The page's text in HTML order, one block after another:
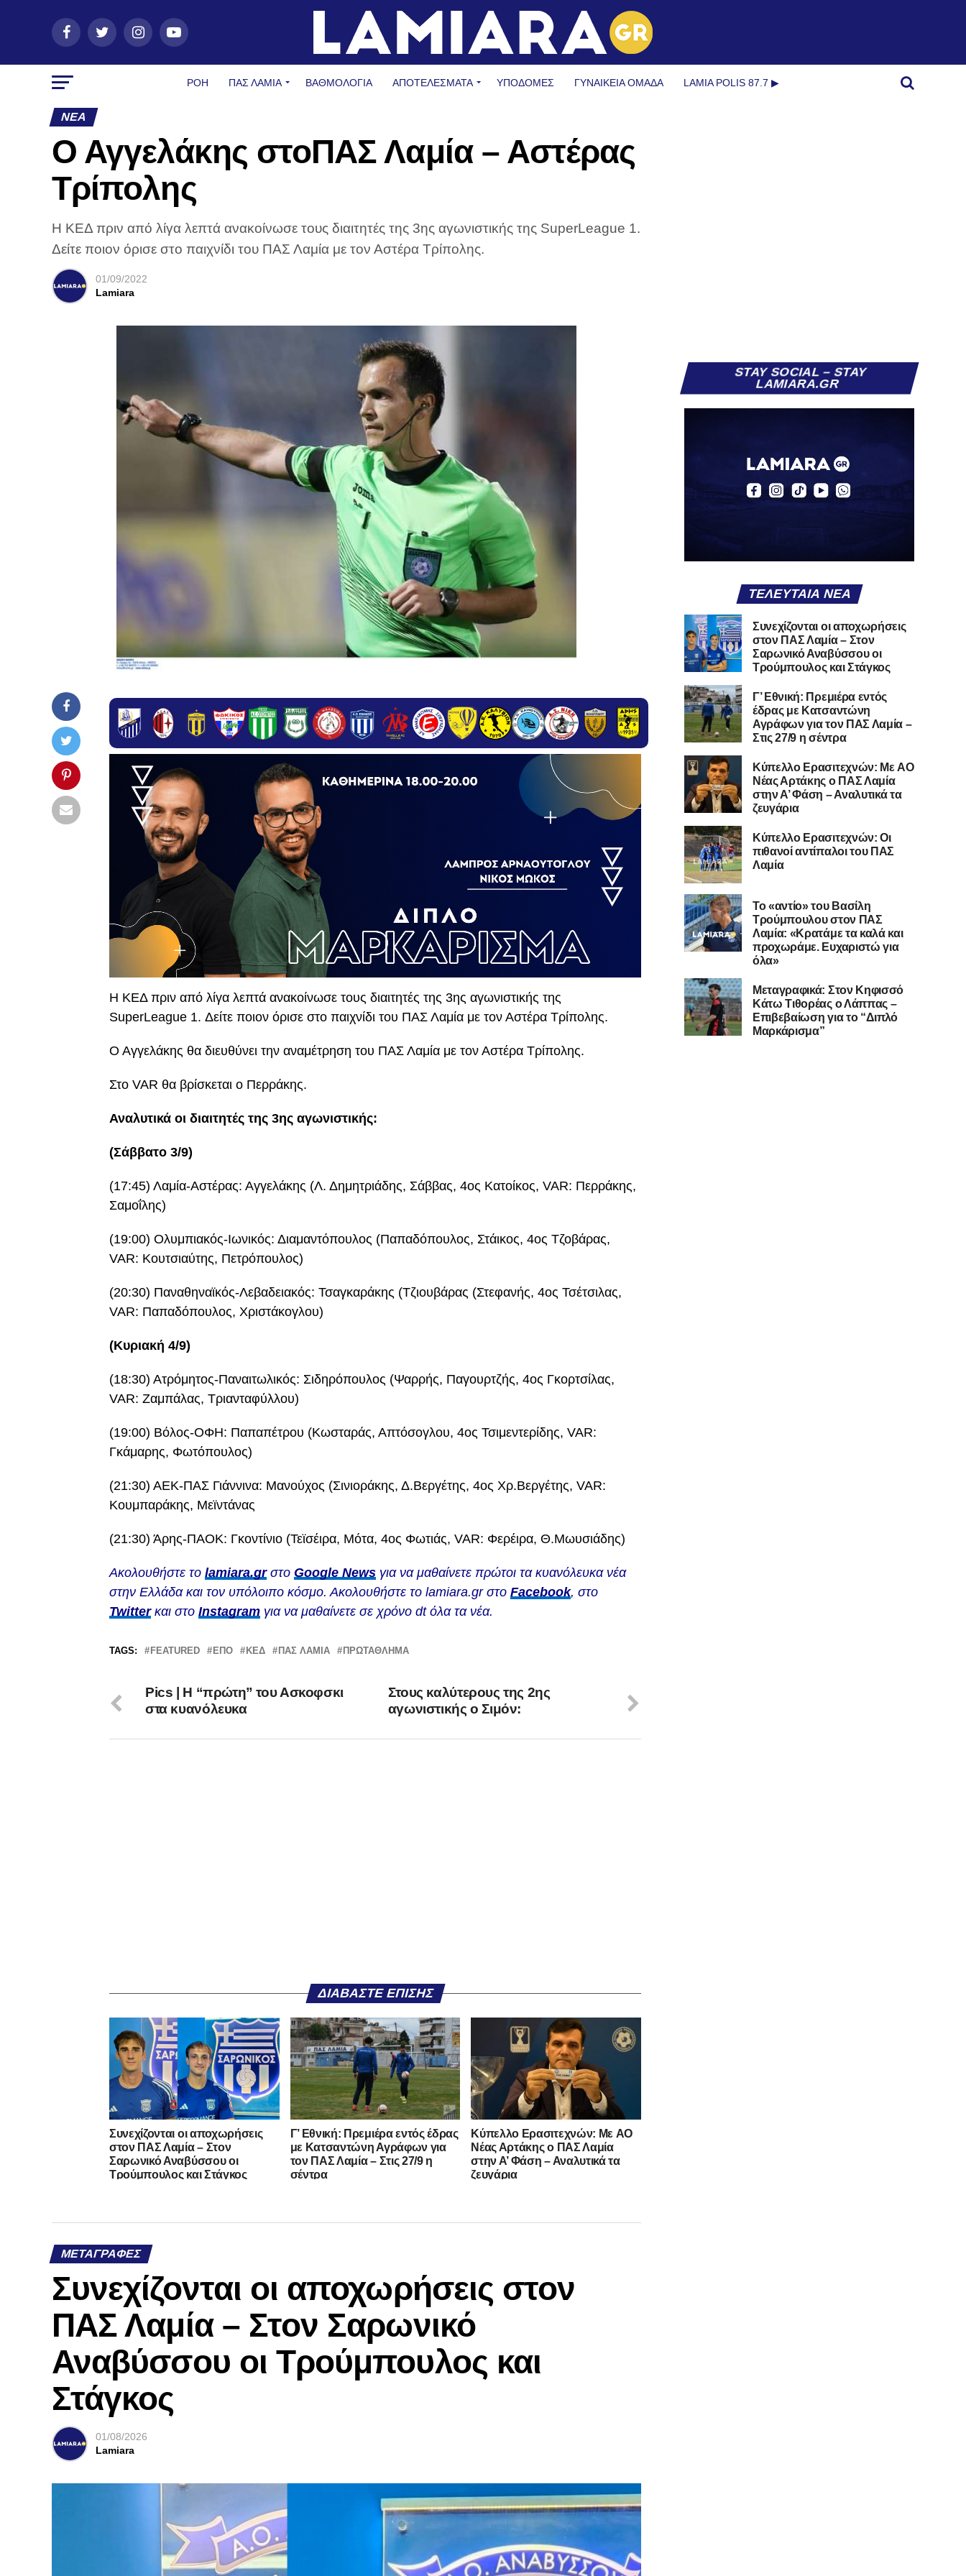
ΡΟΗ ΠΑΣ ΛΑΜΊΑ ΒΑΘΜΟΛΟΓΙΑ ΑΠΟΤΕΛΕΣΜΑΤΑ ΥΠΟΔΟΜΈΣ ΓΥΝΑΙΚΕΊΑ ΟΜΆΔΑ LAMIA POLIS 87.7 ▶︎
ΝΈΑ
Ο Αγγελάκης στοΠΑΣ Λαμία – Αστέρας
Τρίπολης
Η ΚΕΔ πριν από λίγα λεπτά ανακοίνωσε τους διαιτητές της 3ης αγωνιστικής της SuperLeague 1.
Δείτε ποιον όρισε στο παιχνίδι του ΠΑΣ Λαμία με τον Αστέρα Τρίπολης.
01/09/2022
Lamiara
Η ΚΕΔ πριν από λίγα λεπτά ανακοίνωσε τους διαιτητές της 3ης αγωνιστικής της
SuperLeague 1. Δείτε ποιον όρισε στο παιχνίδι του ΠΑΣ Λαμία με τον Αστέρα Τρίπολης.
Ο Αγγελάκης θα διευθύνει την αναμέτρηση του ΠΑΣ Λαμία με τον Αστέρα Τρίπολης.
Στο VAR θα βρίσκεται ο Περράκης.
Αναλυτικά οι διαιτητές της 3ης αγωνιστικής:
(Σάββατο 3/9)
(17:45) Λαμία-Αστέρας: Αγγελάκης (Λ. Δημητριάδης, Σάββας, 4ος Κατοίκος, VAR: Περράκης,
Σαμοΐλης)
(19:00) Ολυμπιακός-Ιωνικός: Διαμαντόπουλος (Παπαδόπουλος, Στάικος, 4ος Τζοβάρας,
VAR: Κουτσιαύτης, Πετρόπουλος)
(20:30) Παναθηναϊκός-Λεβαδειακός: Τσαγκαράκης (Τζιουβάρας (Στεφανής, 4ος Τσέτσιλας,
VAR: Παπαδόπουλος, Χριστάκογλου)
(Κυριακή 4/9)
(18:30) Ατρόμητος-Παναιτωλικός: Σιδηρόπουλος (Ψαρρής, Παγουρτζής, 4ος Γκορτσίλας,
VAR: Ζαμπάλας, Τριανταφύλλου)
(19:00) Βόλος-ΟΦΗ: Παπαπέτρου (Κωσταράς, Απτόσογλου, 4ος Τσιμεντερίδης, VAR:
Γκάμαρης, Φωτόπουλος)
(21:30) ΑΕΚ-ΠΑΣ Γιάννινα: Μανούχος (Σινιοράκης, Δ.Βεργέτης, 4ος Χρ.Βεργέτης, VAR:
Κουμπαράκης, Μεϊντάνας
(21:30) Άρης-ΠΑΟΚ: Γκοντίνιο (Τεϊσέιρα, Μότα, 4ος Φωτιάς, VAR: Φερέιρα, Θ.Μωυσιάδης)
Ακολουθήστε το lamiara.grστο Google News για να μαθαίνετε πρώτοι τα κυανόλευκα νέα
στην Ελλάδα και τον υπόλοιπο κόσμο. Ακολουθήστε το lamiara.gr στο Facebook, στο
Twitterκαι στο Instagram για να μαθαίνετε σε χρόνο dt όλα τα νέα.
TAGS: FEATURED ΕΠΟ ΚΕΔ ΠΑΣ ΛΑΜΙΑ ΠΡΩΤΆΘΛΗΜΑ
Στους καλύτερους της 2ης
αγωνιστικής ο Σιμόν:
Pics | Η “πρώτη” του Ασκοφσκι
στα κυανόλευκα
ΔΙΑΒΆΣΤΕ ΕΠΊΣΗΣ
Συνεχίζονται οι αποχωρήσεις
στον ΠΑΣ Λαμία – Στον
Σαρωνικό Αναβύσσου οι
Τρούμπουλος και Στάγκος
Γ’ Εθνική: Πρεμιέρα εντός έδρας
με Κατσαντώνη Αγράφων για
τον ΠΑΣ Λαμία – Στις 27/9 η
σέντρα
Kύπελλο Ερασιτεχνών: Με AO
Nέας Αρτάκης ο ΠΑΣ Λαμία
στην Α’ Φάση – Αναλυτικά τα
ζευγάρια
ΜΕΤΑΓΡΑΦΈΣ
Συνεχίζονται οι αποχωρήσεις στον
ΠΑΣ Λαμία – Στον Σαρωνικό
Αναβύσσου οι Τρούμπουλος και
Στάγκος
01/08/2026
Lamiara
STAY SOCIAL – STAY
LAMIARA.GR
ΤΕΛΕΥΤΑΊΑ ΝΈΑ
Συνεχίζονται οι αποχωρήσεις
στον ΠΑΣ Λαμία – Στον
Σαρωνικό Αναβύσσου οι
Τρούμπουλος και Στάγκος
Γ’ Εθνική: Πρεμιέρα εντός
έδρας με Κατσαντώνη
Αγράφων για τον ΠΑΣ Λαμία –
Στις 27/9 η σέντρα
Kύπελλο Ερασιτεχνών: Με AO
Nέας Αρτάκης ο ΠΑΣ Λαμία
στην Α’ Φάση – Αναλυτικά τα
ζευγάρια
Κύπελλο Ερασιτεχνών: Οι
πιθανοί αντίπαλοι του ΠΑΣ
Λαμία
Το «αντίο» του Βασίλη
Τρούμπουλου στον ΠΑΣ
Λαμία: «Κρατάμε τα καλά και
προχωράμε. Ευχαριστώ για
όλα»
Μεταγραφικά: Στον Κηφισσό
Κάτω Τιθορέας ο Λάππας –
Επιβεβαίωση για το “Διπλό
Μαρκάρισμα”